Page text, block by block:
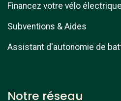
Financez votre vélo
Subventions & Aides
Assistant d'autonomie de
Notre réseau